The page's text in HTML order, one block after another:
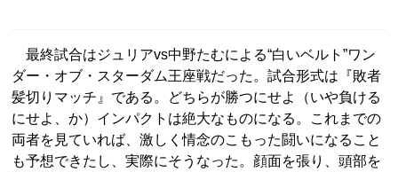
最終試合はジュリアvs中野たむによる“白いベルト”ワン
ダー・オブ・スターダム王座戦だった。試合形式は『敗者
髪切りマッチ』である。どちらが勝つにせよ（いや負ける
にせよ、か）インパクトは絶大なものになる。これまでの
両者を見ていれば、激しく情念のこもった闘いになること
も予想できたし、実際にそうなった。顔面を張り、頭部を